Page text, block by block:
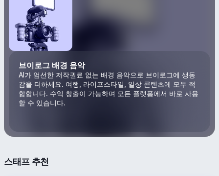
브이로그 배경 음악
AI가 엄선한 저작권료 없는 배경 음악으로 브이로그에 생동
감을 더하세요. 여행, 라이프스타일, 일상 콘텐츠에 모두 적
합합니다. 수익 창출이 가능하며 모든 플랫폼에서 바로 사용
할 수 있습니다.
스태프 추천